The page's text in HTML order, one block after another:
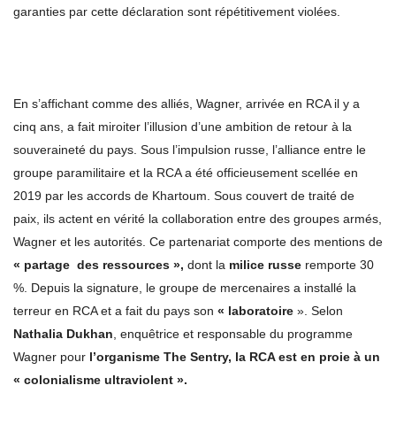
garanties par cette déclaration sont répétitivement violées.
En s’affichant comme des alliés, Wagner, arrivée en RCA il y a
cinq ans, a fait miroiter l’illusion d’une ambition de retour à la
souveraineté du pays. Sous l’impulsion russe, l’alliance entre le
groupe paramilitaire et la RCA a été officieusement scellée en
2019 par les accords de Khartoum. Sous couvert de traité de
paix, ils actent en vérité la collaboration entre des groupes armés,
Wagner et les autorités. Ce partenariat comporte des mentions de
« partage des ressources », dont la milice russe remporte 30
%. Depuis la signature, le groupe de mercenaires a installé la
terreur en RCA et a fait du pays son « laboratoire ». Selon
Nathalia Dukhan, enquêtrice et responsable du programme
Wagner pour l’organisme The Sentry, la RCA est en proie à un
« colonialisme ultraviolent ».